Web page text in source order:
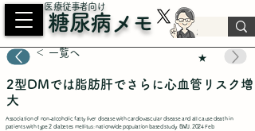
​医療従事者向け
糖尿病メモ
＜ 一覧へ ★
2型DMでは脂肪肝でさらに心血管リスク増
大
Association of non-alcoholic fatty liver disease with cardiovascular disease and all cause death in
patients with type 2 diabetes mellitus: nationwide population based study. BMJ. 2024 Feb